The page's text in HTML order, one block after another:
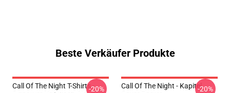
Beste Verkäufer Produkte
Call Of The Night T-Shirts --20%
Call Of The Night - Kapitel-20%